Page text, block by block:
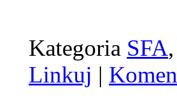
Kategoria SFA,
Linkuj |